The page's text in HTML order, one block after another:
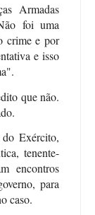
Armadas
foi uma
crime e por
e isso
que não.
Exército,
tenente-
encontros
para
caso.